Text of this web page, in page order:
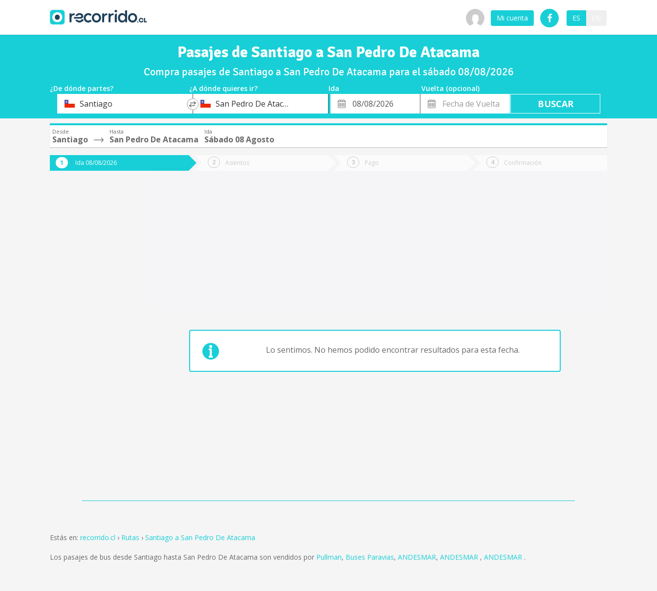
Mi cuenta ES
Pasajes de Santiago a San Pedro De Atacama
Compra pasajes de Santiago a San Pedro De Atacama para el sábado 08/08/2026
¿De dónde partes? ¿A dónde quieres ir? Ida
Vuelta (opcional)
OrigenSantiago
*
Destino
San Pedro De Atacama
Fecha
de
Fecha
de
Vuelta
Desde
Santiago
Hasta
San Pedro De Atacama
Ida
Sábado 08 Agosto
Ida 08/08/2026 Asientos Pago Confirmación
Lo sentimos. No hemos podido encontrar resultados para esta fecha.
Estás en: recorrido.cl Rutas Santiago a San Pedro De Atacama
Los pasajes de bus desde Santiago hasta San Pedro De Atacama son vendidos por Pullman, Buses Paravias, ANDESMAR, ANDESMAR , ANDESMAR .